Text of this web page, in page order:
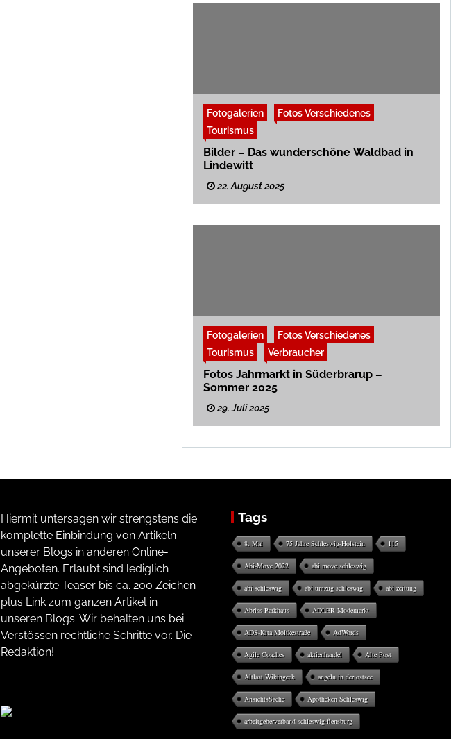
Fotogalerien
Fotos Verschiedenes
Tourismus
Bilder – Das wunderschöne Waldbad in
Lindewitt
22. August 2025
Fotogalerien
Fotos Verschiedenes
Tourismus
Verbraucher
Fotos Jahrmarkt in Süderbrarup –
Sommer 2025
29. Juli 2025
Hiermit untersagen wir strengstens die
komplette Einbindung von Artikeln
unserer Blogs in anderen Online-
Angeboten. Erlaubt sind lediglich
abgekürzte Teaser bis ca. 200 Zeichen
plus Link zum ganzen Artikel in
unseren Blogs. Wir behalten uns bei
Verstössen rechtliche Schritte vor. Die
Redaktion!
Tags
8. Mai 75 Jahre Schleswig-Holstein 115
Abi-Move 2022 abi move schleswig
abi schleswig abi umzug schleswig abi zeitung
Abriss Parkhaus ADLER Modemarkt
ADS-Kita Moltkestraße AdWords
Agile Coaches aktienhandel Alte Post
Altlast Wikingeck angeln in der ostsee
AnsichtsSache Apotheken Schleswig
arbeitgeberverband schleswig-flensburg